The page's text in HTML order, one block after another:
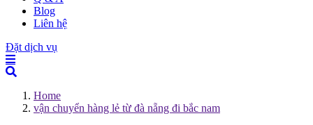
Blog
Liên hệ
Đặt dịch vụ
Home
vận chuyển hàng lẻ từ đà nẵng đi bắc nam